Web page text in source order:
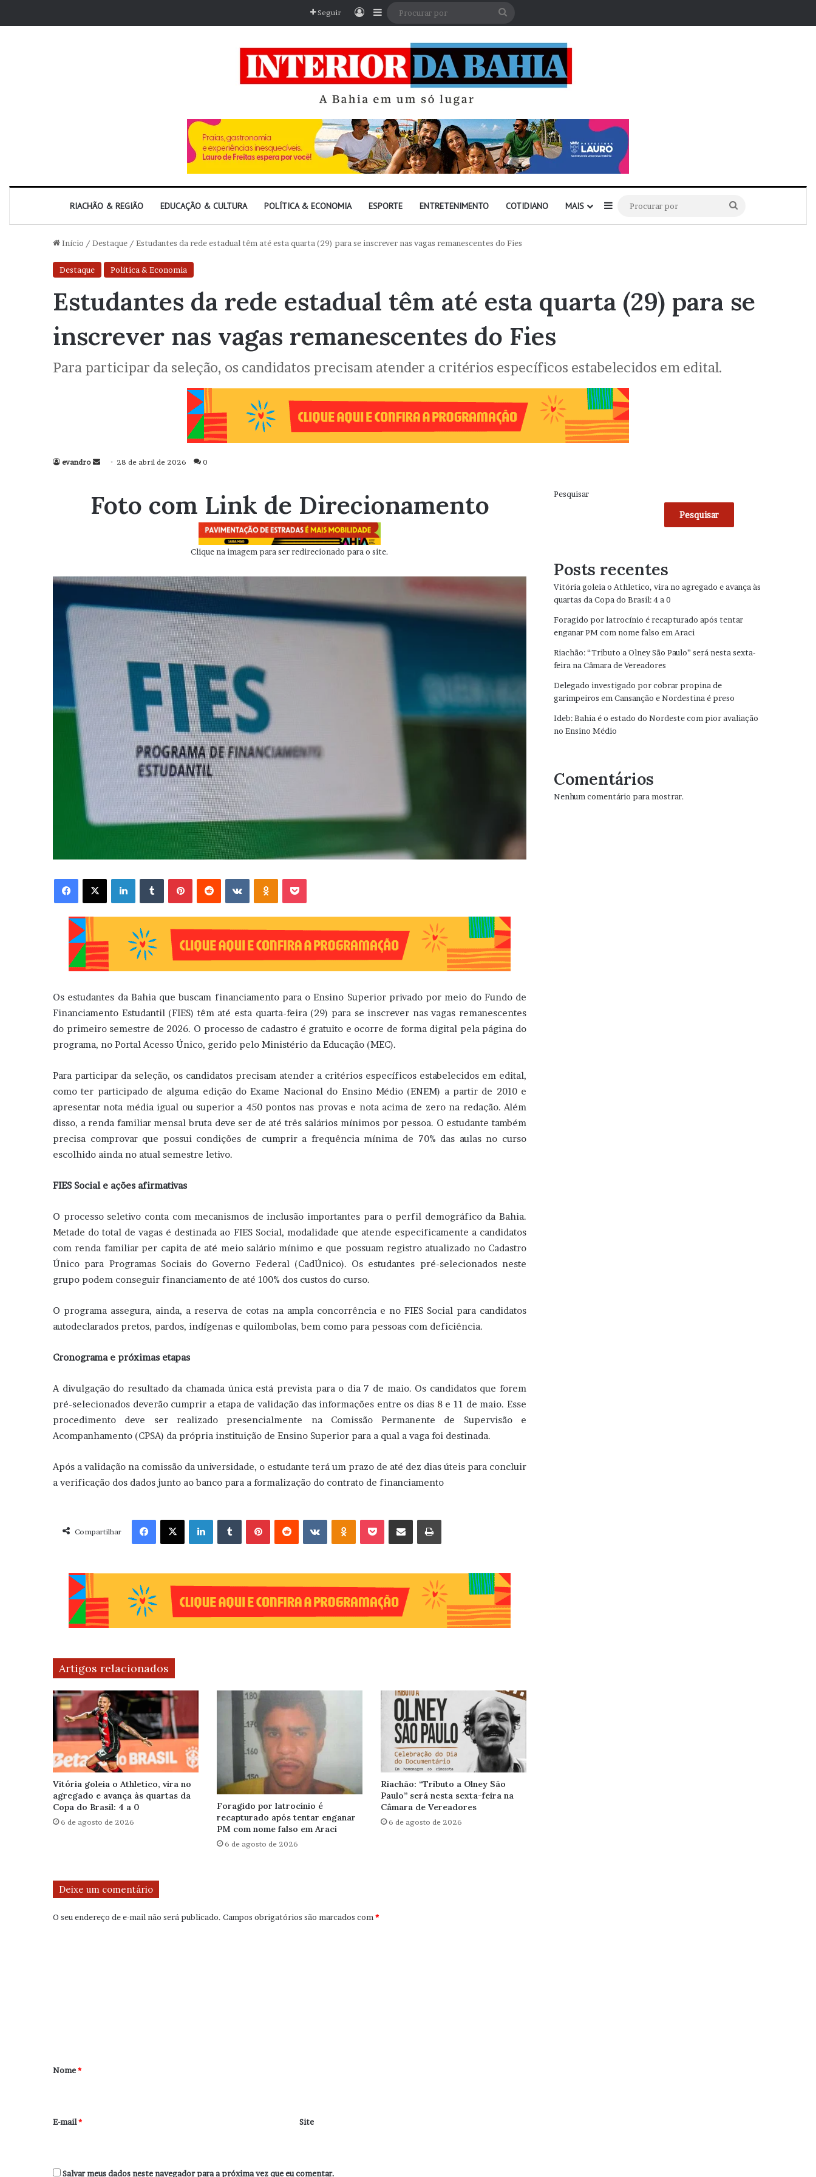
Seguir EntrarBarra Lateral
RIACHÃO & REGIÃO EDUCAÇÃO & CULTURA POLÍTICA & ECONOMIA ESPORTE ENTRETENIMENTO COTIDIANO MAIS Barra Lateral
por
Início / Destaque / Estudantes da rede estadual têm até esta quarta (29) para se inscrever nas vagas remanescentes do Fies
Destaque Política & Economia
Estudantes da rede estadual têm até esta quarta (29) para se
inscrever nas vagas remanescentes do Fies
Para participar da seleção, os candidatos precisam atender a critérios específicos estabelecidos em edital.
evandro
Mande
mail
28 de abril de 2026 0
Foto com Link de Direcionamento
Clique na imagem para ser redirecionado para o site.
Facebook X Linkedin VK OK
Os estudantes da Bahia que buscam financiamento para o Ensino Superior privado por meio do Fundo de
Financiamento Estudantil (FIES) têm até esta quarta-feira (29) para se inscrever nas vagas remanescentes
do primeiro semestre de 2026. O processo de cadastro é gratuito e ocorre de forma digital pela página do
programa, no Portal Acesso Único, gerido pelo Ministério da Educação (MEC).
Para participar da seleção, os candidatos precisam atender a critérios específicos estabelecidos em edital,
como ter participado de alguma edição do Exame Nacional do Ensino Médio (ENEM) a partir de 2010 e
apresentar nota média igual ou superior a 450 pontos nas provas e nota acima de zero na redação. Além
disso, a renda familiar mensal bruta deve ser de até três salários mínimos por pessoa. O estudante também
precisa comprovar que possui condições de cumprir a frequência mínima de 70% das aulas no curso
escolhido ainda no atual semestre letivo.
FIES Social e ações afirmativas
O processo seletivo conta com mecanismos de inclusão importantes para o perfil demográfico da Bahia.
Metade do total de vagas é destinada ao FIES Social, modalidade que atende especificamente a candidatos
com renda familiar per capita de até meio salário mínimo e que possuam registro atualizado no Cadastro
Único para Programas Sociais do Governo Federal (CadÚnico). Os estudantes pré-selecionados neste
grupo podem conseguir financiamento de até 100% dos custos do curso.
O programa assegura, ainda, a reserva de cotas na ampla concorrência e no FIES Social para candidatos
autodeclarados pretos, pardos, indígenas e quilombolas, bem como para pessoas com deficiência.
Cronograma e próximas etapas
A divulgação do resultado da chamada única está prevista para o dia 7 de maio. Os candidatos que forem
pré-selecionados deverão cumprir a etapa de validação das informações entre os dias 8 e 11 de maio. Esse
procedimento deve ser realizado presencialmente na Comissão Permanente de Supervisão e
Acompanhamento (CPSA) da própria instituição de Ensino Superior para a qual a vaga foi destinada.
Após a validação na comissão da universidade, o estudante terá um prazo de até dez dias úteis para concluir
a verificação dos dados junto ao banco para a formalização do contrato de financiamento
Compartilhar
Facebook X Linkedin VK OK
Artigos relacionados
Vitória goleia o Athletico, vira no
agregado e avança às quartas da
Copa do Brasil: 4 a 0
6 de agosto de 2026
Foragido por latrocínio é
recapturado após tentar enganar
PM com nome falso em Araci
6 de agosto de 2026
Riachão: “Tributo a Olney São
Paulo” será nesta sexta-feira na
Câmara de Vereadores
6 de agosto de 2026
Deixe um comentário
O seu endereço de e-mail não será publicado. Campos obrigatórios são marcados com *
r
*
Nome*
E-mail* Site
Salvar meus dados neste navegador para a próxima vez que eu comentar.
Pesquisar
Pesquisar
Posts recentes
Vitória goleia o Athletico, vira no agregado e avança às
quartas da Copa do Brasil: 4 a 0
Foragido por latrocínio é recapturado após tentar
enganar PM com nome falso em Araci
Riachão: “Tributo a Olney São Paulo” será nesta sexta-
feira na Câmara de Vereadores
Delegado investigado por cobrar propina de
garimpeiros em Cansanção e Nordestina é preso
Ideb: Bahia é o estado do Nordeste com pior avaliação
no Ensino Médio
Comentários
Nenhum comentário para mostrar.